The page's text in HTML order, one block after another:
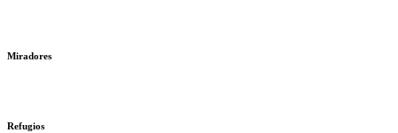
Miradores
Refugios